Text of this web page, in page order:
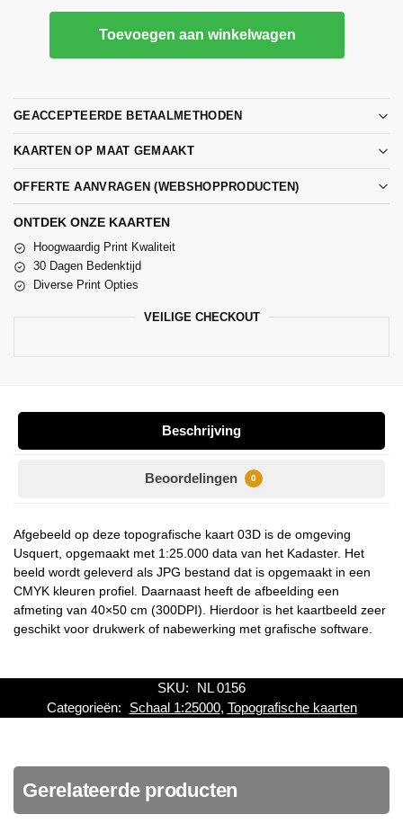
Toevoegen aan winkelwagen
GEACCEPTEERDE BETAALMETHODEN
KAARTEN OP MAAT GEMAAKT
OFFERTE AANVRAGEN (WEBSHOPPRODUCTEN)
ONTDEK ONZE KAARTEN
Hoogwaardig Print Kwaliteit
30 Dagen Bedenktijd
Diverse Print Opties
VEILIGE CHECKOUT
Beschrijving
Beoordelingen 0
Afgebeeld op deze topografische kaart 03D is de omgeving
Usquert, opgemaakt met 1:25.000 data van het Kadaster. Het
beeld wordt geleverd als JPG bestand dat is opgemaakt in een
CMYK kleuren profiel. Daarnaast heeft de afbeelding een
afmeting van 40×50 cm (300DPI). Hierdoor is het kaartbeeld zeer
geschikt voor drukwerk of nabewerking met grafische software.
SKU:
NL 0156
Categorieën:
Schaal 1:25000, Topografische kaarten
Gerelateerde producten